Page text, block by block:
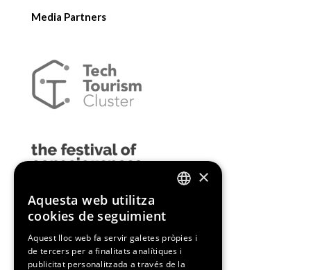
Media Partners
CATALAN
×
Aquesta web utilitza
cookies de seguimient
Aquest lloc web fa servir galetes pròpies i
de tercers per a finalitats analítiques i
publicitat personalitzada a través de la